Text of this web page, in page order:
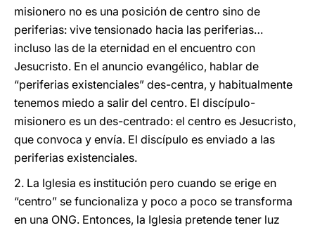
misionero no es una posición de centro sino de
periferias: vive tensionado hacia las periferias…
incluso las de la eternidad en el encuentro con
Jesucristo. En el anuncio evangélico, hablar de
“periferias existenciales” des-centra, y habitualmente
tenemos miedo a salir del centro. El discípulo-
misionero es un des-centrado: el centro es Jesucristo,
que convoca y envía. El discípulo es enviado a las
periferias existenciales.
2. La Iglesia es institución pero cuando se erige en
“centro” se funcionaliza y poco a poco se transforma
en una ONG. Entonces, la Iglesia pretende tener luz